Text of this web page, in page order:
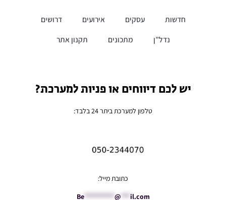
חדשות עסקים אירועים
דרושים
נדל”ן
מתכונים תקנון אתר
יש לכם דיווחים או פניות למערכת?
טלפון למערכת ביתר 24 בלבד:
כתובת מייל:
Be********** @ *** il.com